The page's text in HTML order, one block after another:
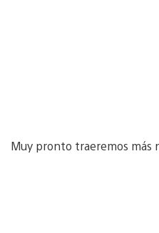
Muy pronto traeremos más